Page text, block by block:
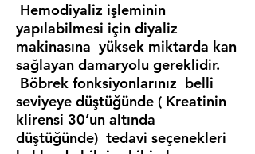
Hemodiyaliz işleminin
yapılabilmesi için diyaliz
makinasına yüksek miktarda kan
sağlayan damaryolu gereklidir.
Böbrek fonksiyonlarınız belli
seviyeye düştüğünde ( Kreatinin
klirensi 30’un altında
düştüğünde) tedavi seçenekleri